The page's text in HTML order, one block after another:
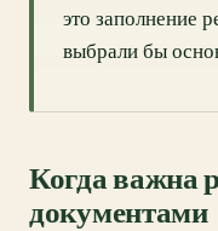
это заполнение
выбрали бы
Когда важна
документами